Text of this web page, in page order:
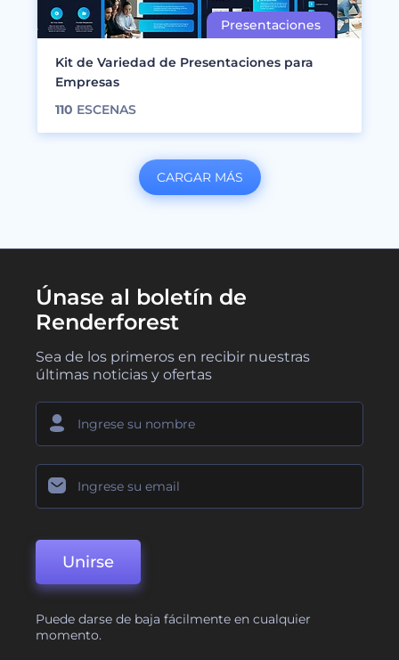
Kit de Variedad de Presentaciones para
Empresas
110 ESCENAS
CARGAR MÁS
Únase al boletín de
Renderforest
Sea de los primeros en recibir nuestras
últimas noticias y ofertas
Unirse
Puede darse de baja fácilmente en cualquier
momento.